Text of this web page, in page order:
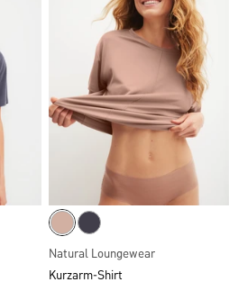
Natural Loungewear
Kurzarm-Shirt